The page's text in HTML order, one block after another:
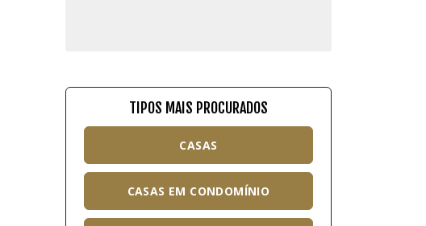
TIPOS MAIS PROCURADOS
CASAS
CASAS EM CONDOMÍNIO